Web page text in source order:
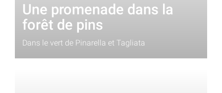
Une promenade dans la
forêt de pins
Dans le vert de Pinarella et Tagliata